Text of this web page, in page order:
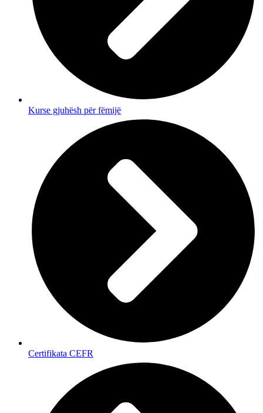
Kurse gjuhësh për fëmijë
Certifikata CEFR